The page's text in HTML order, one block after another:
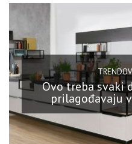
Ovo treba svaki
prilagođavaju